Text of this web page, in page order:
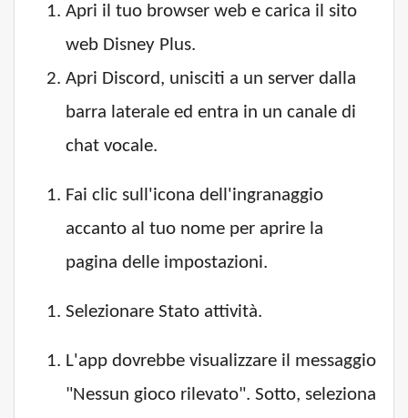
Apri il tuo browser web e carica il sito
web Disney Plus.
Apri Discord, unisciti a un server dalla
barra laterale ed entra in un canale di
chat vocale.
Fai clic sull'icona dell'ingranaggio
accanto al tuo nome per aprire la
pagina delle impostazioni.
Selezionare Stato attività.
L'app dovrebbe visualizzare il messaggio
"Nessun gioco rilevato". Sotto, seleziona